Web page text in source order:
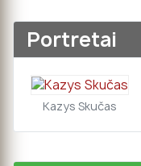
Portretai
Kazys Skučas